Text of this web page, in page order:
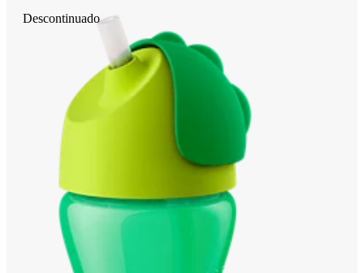
Descontinuado